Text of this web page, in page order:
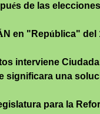
és de las
N en "Repú blica" del
interviene
significara una
para la